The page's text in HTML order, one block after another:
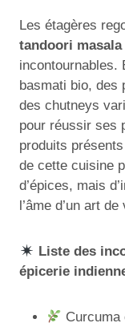
Les étagères
tandoori masala
incontournables.
basmati bio, des
des chutneys
pour réussir ses
produits
de cette cuisine
d’épices, mais
l’âme d’un art
Liste des
épicerie
Curcuma